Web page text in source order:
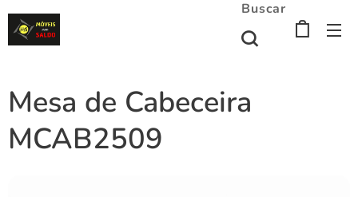
Buscar
Mesa de Cabeceira
MCAB2509